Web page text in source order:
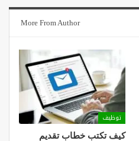
More From Author
توظيف
كيف تكتب خطاب تقديم